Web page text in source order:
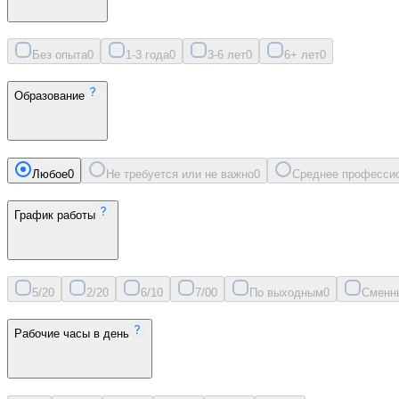
Без опыта0 1-3 года0 3-6 лет0 6+ лет0
Образование
Любое0 Не требуется или не важно0 Среднее
График работы
5/20 2/20 6/10 7/00 По выходным0
Рабочие часы в день